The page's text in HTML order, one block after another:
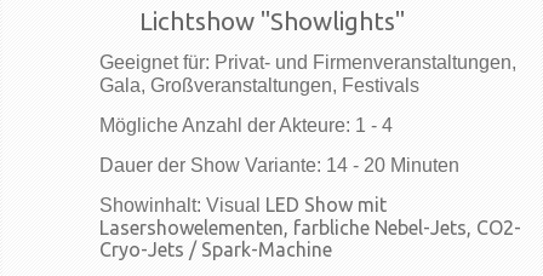
Lichtshow "Showlights"
Geeignet für: Privat- und Firmenveranstaltungen,
Gala, Großveranstaltungen, Festivals
Mögliche Anzahl der Akteure: 1 - 4
Dauer der Show Variante: 14 - 20 Minuten
Showinhalt: Visual LED Show mit
Lasershowelementen, farbliche Nebel-Jets, CO2-
Cryo-Jets / Spark-Machine